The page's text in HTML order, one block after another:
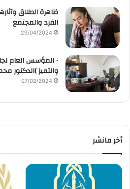
ظاهرة الطلاق
الفرد والمجتمع
29/04/2024
• المؤسس العام
والتميز )الدكتور
07/02/2024
أخر مانشر